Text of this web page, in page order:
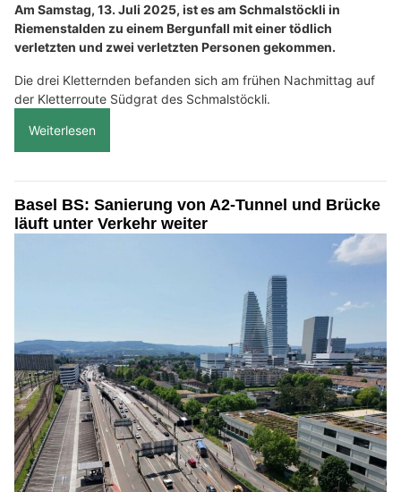
Am Samstag, 13. Juli 2025, ist es am Schmalstöckli in
Riemenstalden zu einem Bergunfall mit einer tödlich
verletzten und zwei verletzten Personen gekommen.
Die drei Kletternden befanden sich am frühen Nachmittag auf
der Kletterroute Südgrat des Schmalstöckli.
Weiterlesen
Basel BS: Sanierung von A2-Tunnel und Brücke
läuft unter Verkehr weiter